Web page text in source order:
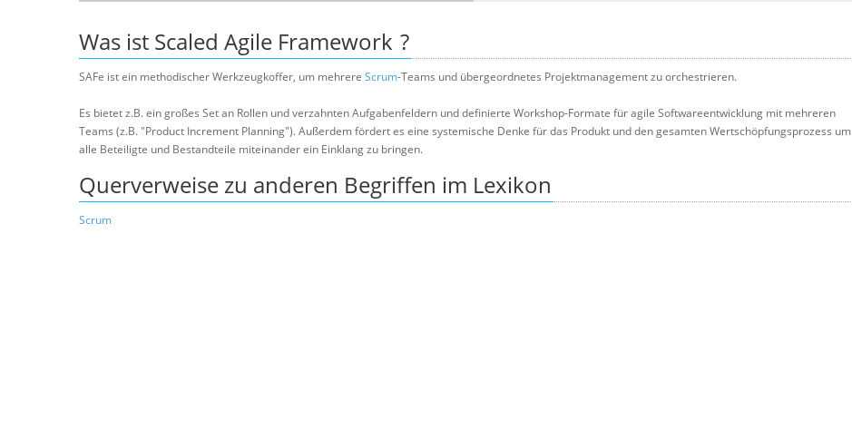
Was ist Scaled Agile Framework ?
SAFe ist ein methodischer Werkzeugkoffer, um mehrere Scrum-Teams und übergeordnetes Projektmanagement zu orchestrieren.
Es bietet z.B. ein großes Set an Rollen und verzahnten Aufgabenfeldern und definierte Workshop-Formate für agile Softwareentwicklung mit mehreren
Teams (z.B. "Product Increment Planning"). Außerdem fördert es eine systemische Denke für das Produkt und den gesamten Wertschöpfungsprozess um
alle Beteiligte und Bestandteile miteinander ein Einklang zu bringen.
Querverweise zu anderen Begriffen im Lexikon
Scrum